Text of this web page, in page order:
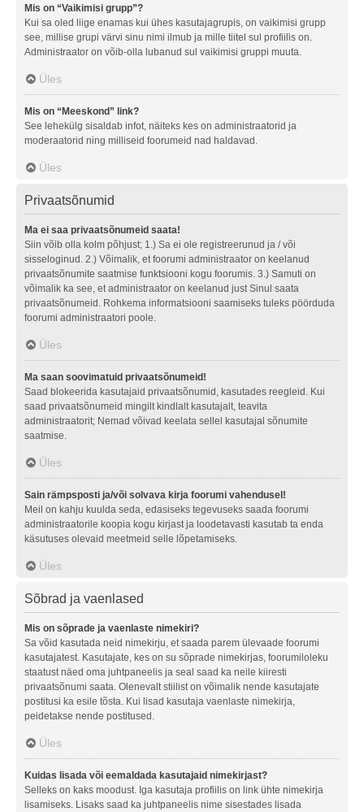
Mis on “Vaikimisi grupp”?
Kui sa oled liige enamas kui ühes kasutajagrupis, on vaikimisi grupp
see, millise grupi värvi sinu nimi ilmub ja mille tiitel sul profiilis on.
Administraator on võib-olla lubanud sul vaikimisi gruppi muuta.
Üles
Mis on “Meeskond” link?
See lehekülg sisaldab infot, näiteks kes on administraatorid ja
moderaatorid ning milliseid foorumeid nad haldavad.
Üles
Privaatsõnumid
Ma ei saa privaatsõnumeid saata!
Siin võib olla kolm põhjust; 1.) Sa ei ole registreerunud ja / või
sisseloginud. 2.) Võimalik, et foorumi administraator on keelanud
privaatsõnumite saatmise funktsiooni kogu foorumis. 3.) Samuti on
võimalik ka see, et administraator on keelanud just Sinul saata
privaatsõnumeid. Rohkema informatsiooni saamiseks tuleks pöörduda
foorumi administraatori poole.
Üles
Ma saan soovimatuid privaatsõnumeid!
Saad blokeerida kasutajaid privaatsõnumid, kasutades reegleid. Kui
saad privaatsõnumeid mingilt kindlalt kasutajalt, teavita
administraatorit; Nemad võivad keelata sellel kasutajal sõnumite
saatmise.
Üles
Sain rämpsposti ja/või solvava kirja foorumi vahendusel!
Meil on kahju kuulda seda, edasiseks tegevuseks saada foorumi
administraatorile koopia kogu kirjast ja loodetavasti kasutab ta enda
käsutuses olevaid meetmeid selle lõpetamiseks.
Üles
Sõbrad ja vaenlased
Mis on sõprade ja vaenlaste nimekiri?
Sa võid kasutada neid nimekirju, et saada parem ülevaade foorumi
kasutajatest. Kasutajate, kes on su sõprade nimekirjas, foorumiloleku
staatust näed oma juhtpaneelis ja seal saad ka neile kiiresti
privaatsõnumi saata. Olenevalt stiilist on võimalik nende kasutajate
postitusi ka esile tõsta. Kui lisad kasutaja vaenlaste nimekirja,
peidetakse nende postitused.
Üles
Kuidas lisada või eemaldada kasutajaid nimekirjast?
Selleks on kaks moodust. Iga kasutaja profiilis on link ühte nimekirja
lisamiseks. Lisaks saad ka juhtpaneelis nime sisestades lisada